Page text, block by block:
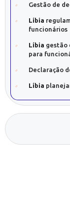
Gestão de
Líbia
funcionários
Líbia gestão
para
Declaração
Líbia